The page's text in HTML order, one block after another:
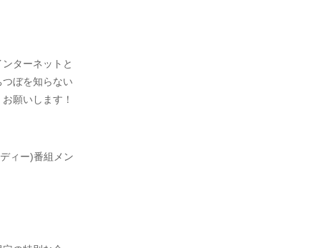
ターネットと
ぼを知らない
願いします！
ィー)番組メン